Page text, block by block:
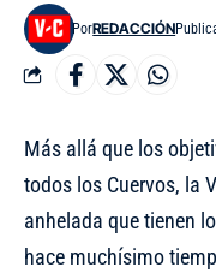
PorREDACCIÓN
Más allá que los
todos los Cuervos, la
anhelada que tienen
hace muchísimo